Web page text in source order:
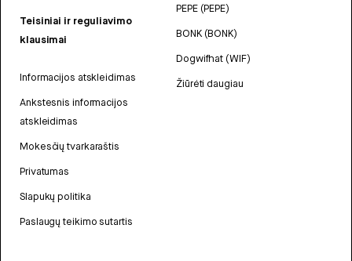
Teisiniai ir reguliavimo
klausimai
Informacijos atskleidimas
Ankstesnis informacijos
atskleidimas
Mokesčių tvarkaraštis
Privatumas
Slapukų politika
Paslaugų teikimo sutartis
PEPE (PEPE)
BONK (BONK)
Dogwifhat (WIF)
Žiūrėti daugiau